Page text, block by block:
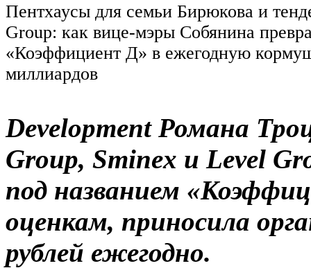
Пентхаусы для семьи Бирюкова и
Group: как вице-мэры Собянина
«Коэффициент Д» в ежегодную
миллиардов
Development Романа
Group, Sminex и Level
под названием
оценкам, приносила
рублей ежегодно.